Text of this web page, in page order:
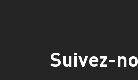
Suivez-